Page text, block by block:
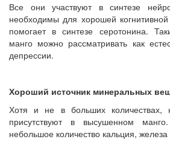
Все они участвуют в синтезе
необходимы для хорошей
помогает в синтезе серотонина.
манго можно рассматривать как
депрессии.
Хороший источник минеральных
Хотя и не в больших
присутствуют в высушенном
небольшое количество кальция,